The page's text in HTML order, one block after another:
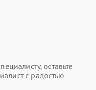
оставьте
с радостью